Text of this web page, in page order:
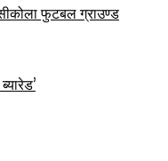
फुटबल ग्राउण्ड